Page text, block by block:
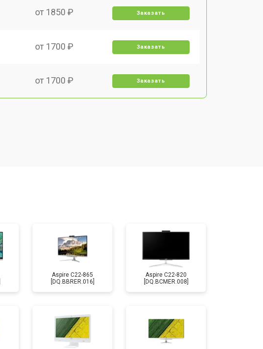
от 1850 ₽ Заказать
от 1700 ₽ Заказать
от 1700 ₽ Заказать
Aspire C22-865
[DQ.BBRER.016]
Aspire C22-820
[DQ.BCMER.008]